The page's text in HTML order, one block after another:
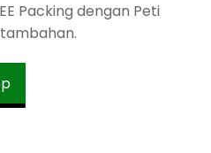
Packing dengan Peti